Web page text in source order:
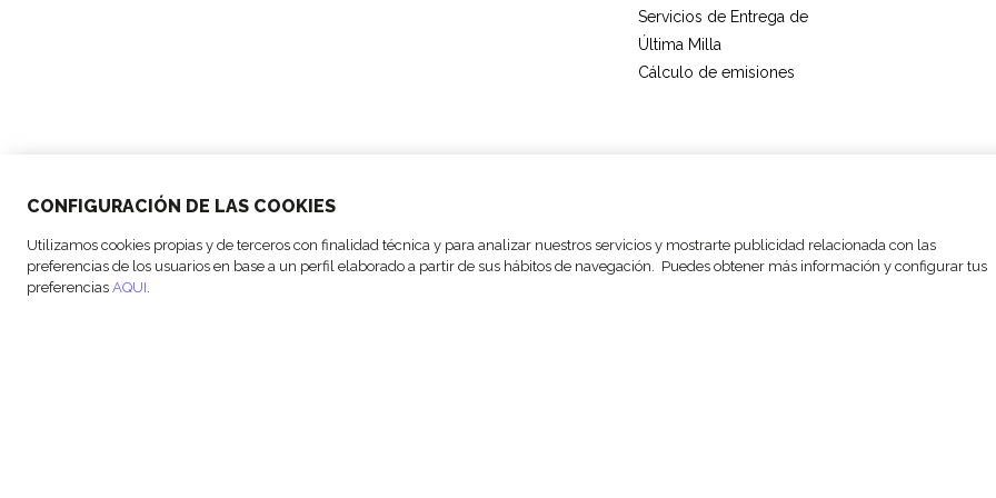
CONFIGURACIÓN DE LAS COOKIES
Utilizamos cookies propias y de terceros con finalidad técnica y para analizar nuestros servicios y mostrarte publicidad relacionada con las
preferencias de los usuarios en base a un perfil elaborado a partir de sus hábitos de navegación. Puedes obtener más información y configurar tus
preferencias AQUI.
Servicios de Entrega de
Última Milla
Cálculo de emisiones
Logistic, 2026
cookies